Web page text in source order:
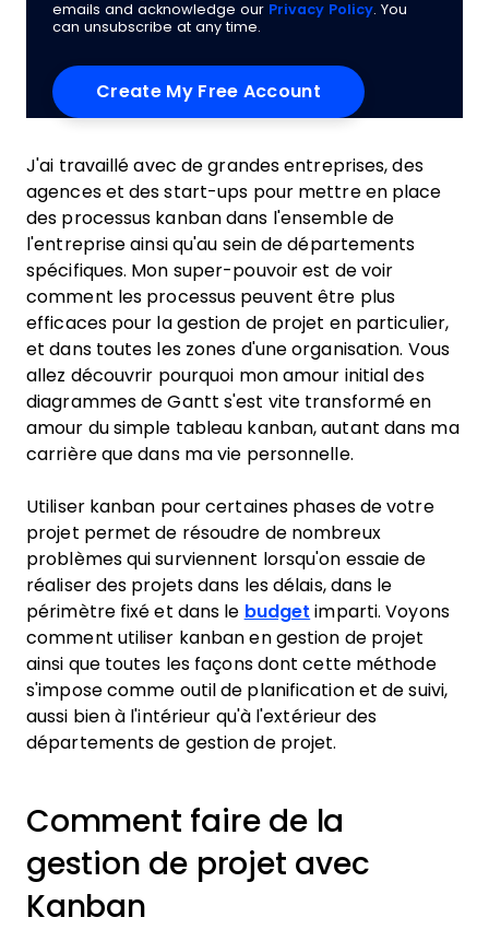
emails and acknowledge our Privacy Policy. You
can unsubscribe at any time.
J'ai travaillé avec de grandes entreprises, des
agences et des start-ups pour mettre en place
des processus kanban dans l'ensemble de
l'entreprise ainsi qu'au sein de départements
spécifiques. Mon super-pouvoir est de voir
comment les processus peuvent être plus
efficaces pour la gestion de projet en particulier,
et dans toutes les zones d'une organisation. Vous
allez découvrir pourquoi mon amour initial des
diagrammes de Gantt s'est vite transformé en
amour du simple tableau kanban, autant dans ma
carrière que dans ma vie personnelle.
Utiliser kanban pour certaines phases de votre
projet permet de résoudre de nombreux
problèmes qui surviennent lorsqu'on essaie de
réaliser des projets dans les délais, dans le
périmètre fixé et dans le budget imparti. Voyons
comment utiliser kanban en gestion de projet
ainsi que toutes les façons dont cette méthode
s'impose comme outil de planification et de suivi,
aussi bien à l'intérieur qu'à l'extérieur des
départements de gestion de projet.
Comment faire de la
gestion de projet avec
Kanban